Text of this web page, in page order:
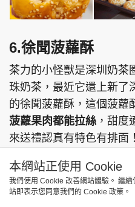
6.徐聞菠蘿酥
茶力的小怪獸是深圳奶茶
珠奶茶，最近它還上新了
的徐聞菠蘿酥，這個菠蘿
菠蘿果肉都能拉絲 ，甜度
來送禮認真有特色有排面
>點擊圖輯查看更多<
本網站正使用 Cookie
我們使用 Cookie 改善網站體驗。 繼續
站即表示您同意我們的 Cookie 政策。